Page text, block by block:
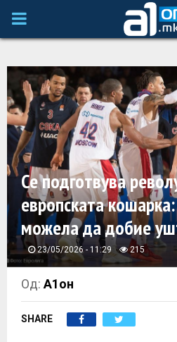
P
I
M
A
R
Y
M
E
Се подготвува
европската
можела да добие
23/05/2026 - 11:29 215
Од:А1он
SHARE